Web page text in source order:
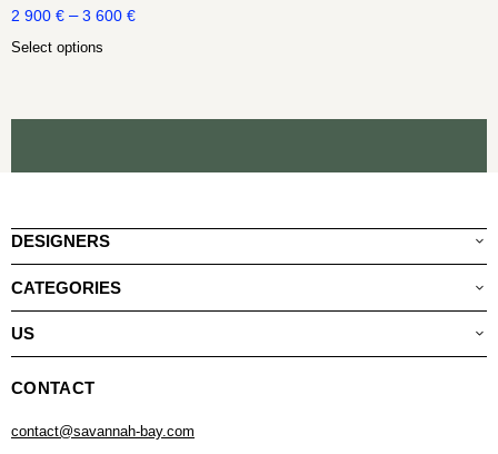
2 900 € – 3 600 €
Select options
DESIGNERS
CATEGORIES
US
CONTACT
contact@savannah-bay.com